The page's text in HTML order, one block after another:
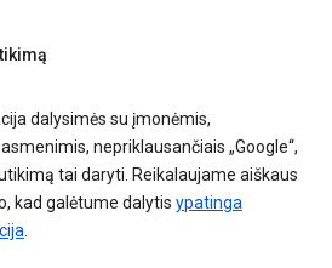
dalysimės su įmonėmis,
nepriklausančiais „Google“,
tai daryti. Reikalaujame aiškaus
kad galėtume dalytis ypatinga
.